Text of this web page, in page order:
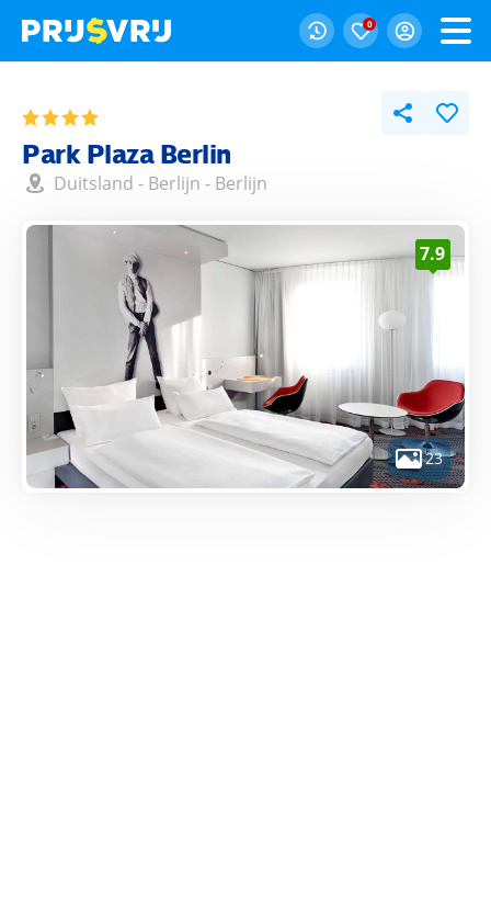
0
Park Plaza Berlin
Duitsland - Berlijn - Berlijn
23
7.9